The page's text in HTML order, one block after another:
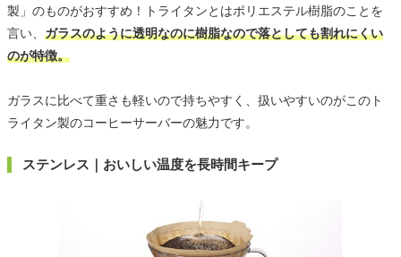
製」のものがおすすめ！トライタンとはポリエステル樹脂のことを
言い、 ガラスのように透明なのに樹脂なので落としても割れにくい
のが特徴。
ガラスに比べて重さも軽いので持ちやすく、扱いやすいのがこのト
ライタン製のコーヒーサーバーの魅力です。
ステンレス｜おいしい温度を長時間キープ